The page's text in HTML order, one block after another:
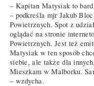
– Kapitan Matysiak to
– podkreśla mjr Jakub
Powietrznych. Spot z
oglądać na stronie
Powietrznych. Jest też
Matysiak w ten sposób
siebie, ale także dla
Mieszkam w Malborku.
– wzdycha.